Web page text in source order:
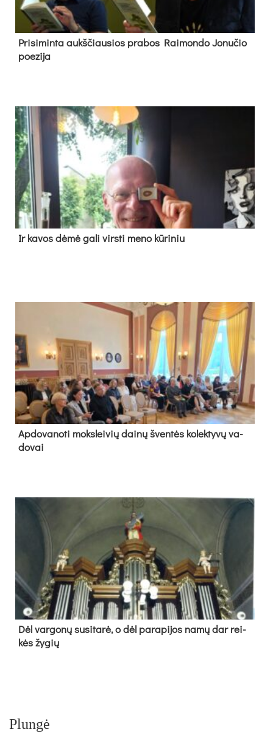
Pri­si­min­ta aukš­čiau­sios pra­bos Rai­mon­do Jo­nu­čio
poe­zi­ja
Ir ka­vos dė­mė ga­li virs­ti me­no kū­ri­niu
Ap­do­va­no­ti moks­lei­vių dai­nų šven­tės ko­lek­ty­vų va­
do­vai
Dėl var­go­nų su­si­ta­rė, o dėl pa­ra­pi­jos na­mų dar rei­
kės žy­gių
Plungė